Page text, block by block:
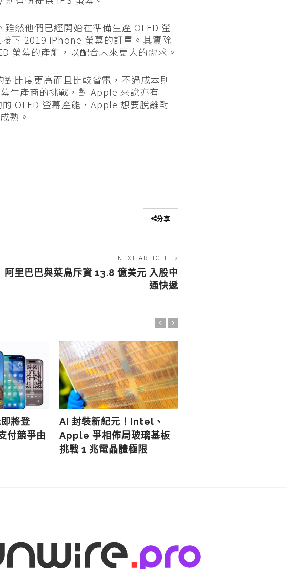
然他們已經開始在準備生產 OLED 螢
下 2019 iPhone 螢幕的訂單。其實除
螢幕的產能，以配合未來更大的需求。
比度更高而且比較省電，不過成本則
生產商的挑戰，對 Apple 來說亦有一
OLED 螢幕產能，Apple 想要脫離對
熟。
分享
NEXT ARTICLE
阿里巴巴與菜鳥斥資 13.8 億美元 入股中
通快遞
將登
付競爭由
AI 封裝新紀元！Intel、
Apple 爭相佈局玻璃基板
挑戰 1 兆電晶體極限